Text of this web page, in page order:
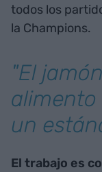
todos los
la Champions.
"El
alimento
un
El trabajo es